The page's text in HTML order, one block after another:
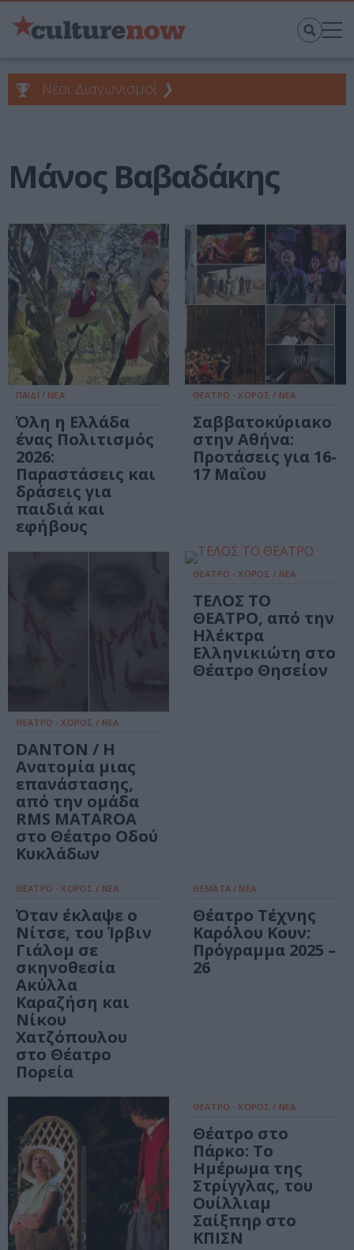
Νέοι Διαγωνισμοί ❯
Μάνος Βαβαδάκης
ΠΑΙΔΙ / ΝΕΑ
Όλη η Ελλάδα
ένας Πολιτισμός
2026:
Παραστάσεις και
δράσεις για
παιδιά και
εφήβους
ΘΕΑΤΡΟ - ΧΟΡΟΣ / ΝΕΑ
Σαββατοκύριακο
στην Αθήνα:
Προτάσεις για 16-
17 Μαΐου
ΘΕΑΤΡΟ - ΧΟΡΟΣ / ΝΕΑ
DANTON / Η
Ανατομία μιας
επανάστασης,
από την ομάδα
RMS MATAROA
στο Θέατρο Οδού
Κυκλάδων
ΘΕΑΤΡΟ - ΧΟΡΟΣ / ΝΕΑ
ΤΕΛΟΣ ΤΟ
ΘΕΑΤΡΟ, από την
Ηλέκτρα
Ελληνικιώτη στο
Θέατρο Θησείον
ΘΕΑΤΡΟ - ΧΟΡΟΣ / ΝΕΑ
Όταν έκλαψε ο
Νίτσε, του Ίρβιν
Γιάλομ σε
σκηνοθεσία
Ακύλλα
Καραζήση και
Νίκου
Χατζόπουλου
στο Θέατρο
Πορεία
ΘΕΜΑΤΑ / ΝΕΑ
Θέατρο Τέχνης
Καρόλου Κουν:
Πρόγραμμα 2025 –
26
ΘΕΑΤΡΟ - ΧΟΡΟΣ / ΝΕΑ
Θέατρο στο
Πάρκο: Το
Ημέρωμα της
Στρίγγλας, του
Ουίλλιαμ
Σαίξπηρ στο
ΚΠΙΣΝ